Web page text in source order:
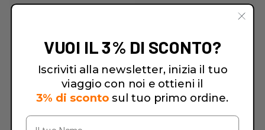
VUOI IL 3% DI SCONTO?
Iscriviti alla newsletter, inizia il tuo
viaggio con noi e ottieni il
3% di sconto sul tuo primo ordine.